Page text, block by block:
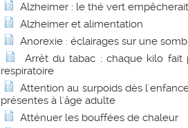
Alzheimer : le thé vert
Alzheimer et alimentation
Anorexie : éclairages sur une
Arrêt du tabac : chaque kilo
respiratoire
Attention au surpoids dès
présentes à l'âge adulte
Atténuer les bouffées de chaleur